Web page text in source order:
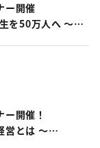
ー開催
を50万人へ 〜
開催！
営とは 〜